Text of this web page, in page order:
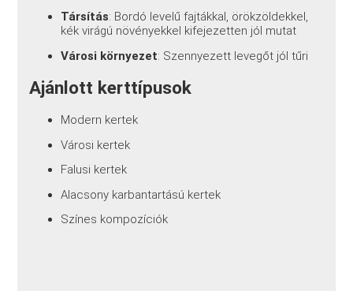
Társítás: Bordó levelű fajtákkal, örökzöldekkel,
kék virágú növényekkel kifejezetten jól mutat
Városi környezet: Szennyezett levegőt jól tűri
Ajánlott kerttípusok
Modern kertek
Városi kertek
Falusi kertek
Alacsony karbantartású kertek
Színes kompozíciók